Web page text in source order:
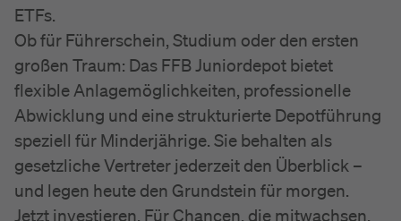
ETFs.
Ob für Führerschein, Studium oder den ersten
großen Traum: Das FFB Juniordepot bietet
flexible Anlagemöglichkeiten, professionelle
Abwicklung und eine strukturierte Depotführung
speziell für Minderjährige. Sie behalten als
gesetzliche Vertreter jederzeit den Überblick –
und legen heute den Grundstein für morgen.
Jetzt investieren. Für Chancen, die mitwachsen.